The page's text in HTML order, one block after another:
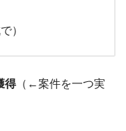
）
得（←案件を一つ実